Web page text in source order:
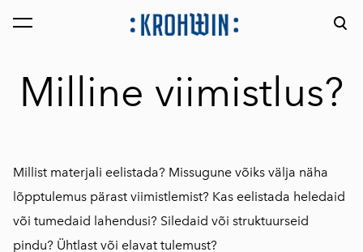
lisati ostukorvi. Vaata ostukorvi
Milline viimistlus?
Millist materjali eelistada? Missugune võiks välja näha
lõpptulemus pärast viimistlemist? Kas eelistada heledaid
või tumedaid lahendusi? Siledaid või struktuurseid
pindu? Ühtlast või elavat tulemust?